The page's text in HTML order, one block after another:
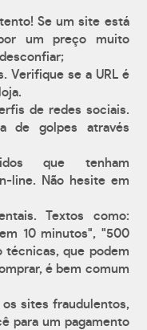
Se um site está
um preço muito
Verifique se a URL é
de redes sociais.
de golpes através
que tenham
line. Não hesite em
Textos como:
10 minutos", "500
técnicas, que podem
é bem comum
sites fraudulentos,
para um pagamento